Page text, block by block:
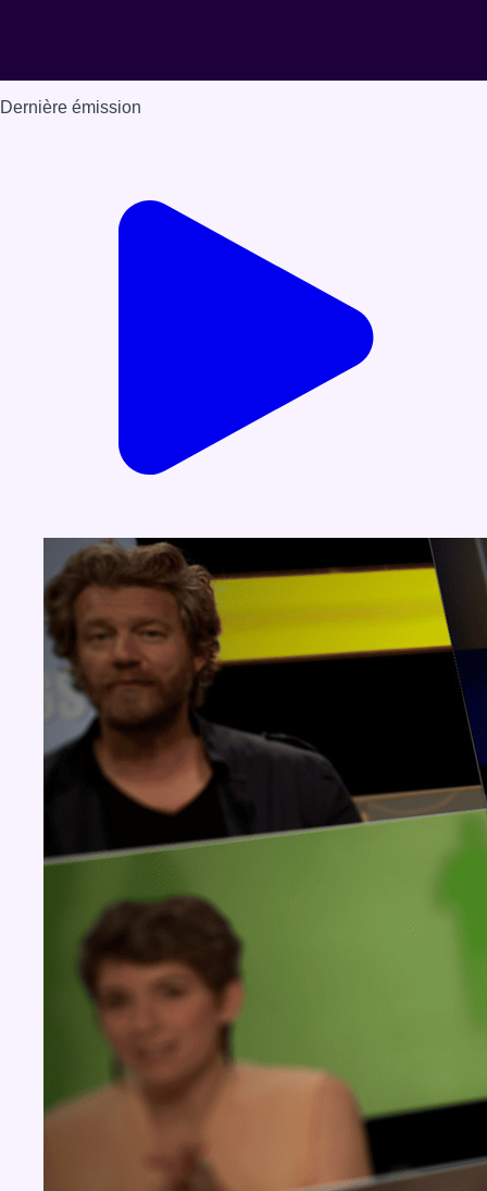
Dernière émission